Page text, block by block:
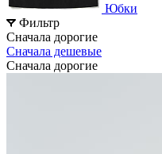
Юбки
Фильтр
Сначала дорогие
Сначала дешевые
Сначала дорогие